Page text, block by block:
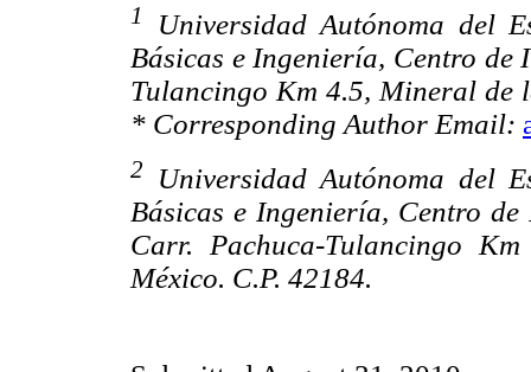
1
Universidad Autónoma del
Básicas e Ingeniería, Centro de
Tulancingo Km 4.5, Mineral de
* Corresponding Author Email:
2
Universidad Autónoma del
Básicas e Ingeniería, Centro
Carr. Pachuca-Tulancingo
México. C.P. 42184.